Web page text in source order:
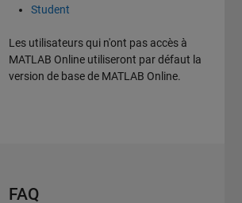
Student
Les utilisateurs qui n'ont pas accès à
MATLAB Online utiliseront par défaut la
version de base de MATLAB Online.
FAQ